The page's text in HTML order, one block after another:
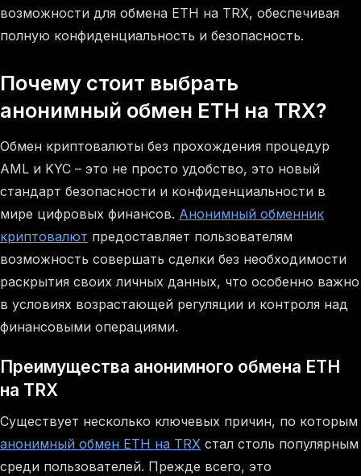
возможности для обмена ETH на TRX, обеспечивая
полную конфиденциальность и безопасность.
Почему стоит выбрать
анонимный обмен ETH на TRX?
Обмен криптовалюты без прохождения процедур
AML и KYC – это не просто удобство, это новый
стандарт безопасности и конфиденциальности в
мире цифровых финансов. Анонимный обменник
криптовалют предоставляет пользователям
возможность совершать сделки без необходимости
раскрытия своих личных данных, что особенно важно
в условиях возрастающей регуляции и контроля над
финансовыми операциями.
Преимущества анонимного обмена ETH
на TRX
Существует несколько ключевых причин, по которым
анонимный обмен ETH на TRX стал столь популярным
среди пользователей. Прежде всего, это